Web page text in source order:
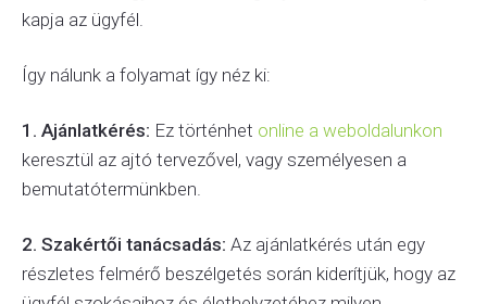
kapja az ügyfél.
Így nálunk a folyamat így néz ki:
1. Ajánlatkérés: Ez történhet online a weboldalunkon
keresztül az ajtó tervezővel, vagy személyesen a
bemutatótermünkben.
2. Szakértői tanácsadás: Az ajánlatkérés után egy
részletes felmérő beszélgetés során kiderítjük, hogy az